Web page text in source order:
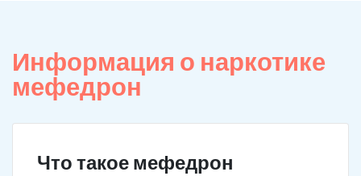
Информация о наркотике
мефедрон
Что такое мефедрон